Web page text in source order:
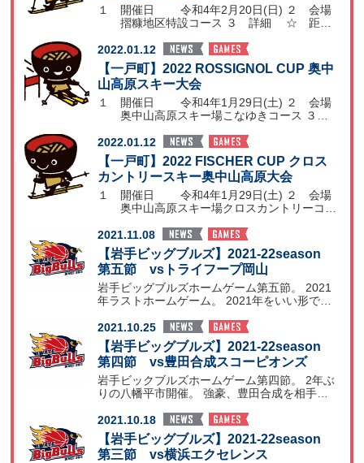
１ 開催日 令和4年2月20日(日) ２ 会場
摺糠地区特設コース ３ 詳細 ☆ 距
2022.01.12
【一戸町】2022 ROSSIGNOL CUP 奥中
山高原スキー大会
１ 開催日 令和4年1月29日(土) ２ 会場
奥中山高原スキー場こなゆきコース ３
2022.01.12
【一戸町】2022 FISCHER CUP クロス
カントリースキー奥中山高原大会
１ 開催日 令和4年1月29日(土) ２ 会場
奥中山高原スキー場クロスカントリーコー
2021.11.08
【岩手ビッグブルズ】2021-22season
第五節 vsトライフープ岡山
岩手ビッグブルズホームゲーム第五節。 2021
年ラストホームゲーム。 2021年をいい形で締
2021.10.25
【岩手ビッグブルズ】2021-22season
第四節 vs豊田合成スコーピオンズ
岩手ビックブルズホームゲーム第四節。 2年ぶ
りの八幡平市開催。 強豪、豊田合成を相手に
2021.10.18
【岩手ビッグブルズ】2021-22season
第三節 vs横浜エクセレンス